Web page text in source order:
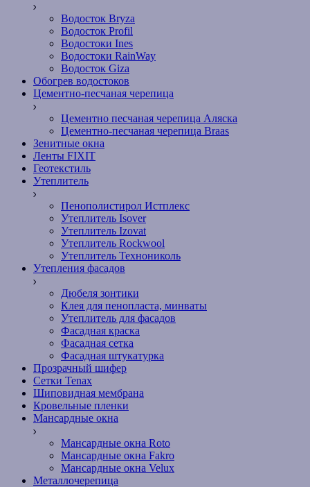
Водосток Bryza
Водосток Profil
Водостоки Ines
Водостоки RainWay
Водосток Giza
Обогрев водостоков
Цементно-песчаная черепица
Цементно песчаная черепица Аляска
Цементно-песчаная черепица Braas
Зенитные окна
Ленты FIXIT
Геотекстиль
Утеплитель
Пенополистирол Истплекс
Утеплитель Isover
Утеплитель Izovat
Утеплитель Rockwool
Утеплитель Технониколь
Утепления фасадов
Дюбеля зонтики
Клея для пенопласта, минваты
Утеплитель для фасадов
Фасадная краска
Фасадная сетка
Фасадная штукатурка
Прозрачный шифер
Сетки Tenax
Шиповидная мембрана
Кровельные пленки
Мансардные окна
Мансардные окна Roto
Мансардные окна Fakro
Мансардные окна Velux
Металлочерепица